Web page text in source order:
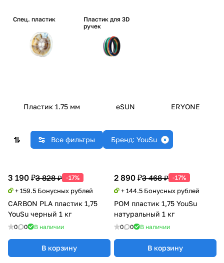
Спец. пластик
Пластик для 3D
ручек
Пластик 1.75 мм eSUN ERYONE
Все фильтры Бренд: YouSu
3 190 ₽3 828 ₽ -17%
+ 159.5 Бонусных рублей
CARBON PLA пластик 1,75
YouSu черный 1 кг
0 0 В наличии
В корзину
2 890 ₽3 468 ₽ -17%
+ 144.5 Бонусных рублей
POM пластик 1,75 YouSu
натуральный 1 кг
0 0 В наличии
В корзину